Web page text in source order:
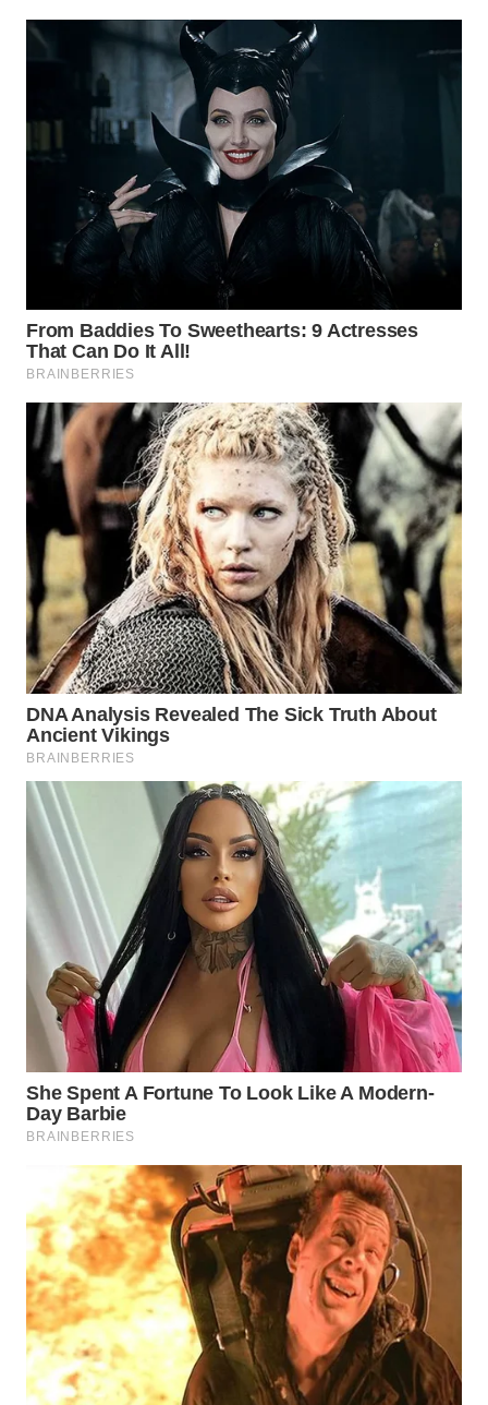
WN
INDRAMAYU
KUNINGAN
MAJALENGKA
WN
WN
SUKABUMI
WN
PURWAKARTA
WN
PRIANGAN
TIMUR
WN
SEMARANG
WN
SOLO
WN
BOROBUDUR
WN
MADURA
WN
SURABAYA
WN
NATUNA
WN
BINTAN
WN
MANDALIKA
WN
LIKUPANG
WN
LABUANBAJO